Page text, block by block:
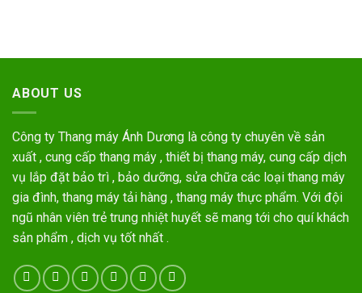
ABOUT US
Công ty Thang máy Ánh Dương là công ty chuyên về sản
xuất , cung cấp thang máy , thiết bị thang máy, cung cấp dịch
vụ lắp đặt bảo trì , bảo dưỡng, sửa chữa các loại thang máy
gia đình, thang máy tải hàng , thang máy thực phẩm. Với đội
ngũ nhân viên trẻ trung nhiệt huyết sẽ mang tới cho quí khách
sản phẩm , dịch vụ tốt nhất .